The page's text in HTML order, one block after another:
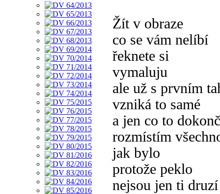
Žít v obraze
co se vám nelíbí
řeknete si
vymaluju
ale už s prvním
vzniká to samé
a jen co to
rozmístím
jak bylo
protože peklo
nejsou jen ti druzí